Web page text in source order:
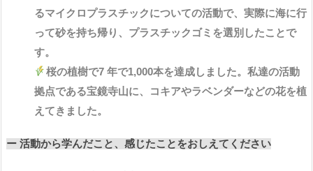
るマイクロプラスチックについての活動で、実際に海に行
って砂を持ち帰り、プラスチックゴミを選別したことで
す。
桜の植樹で7 年で1,000本を達成しました。私達の活動
拠点である宝鏡寺山に、コキアやラベンダーなどの花を植
えてきました。
ー 活動から学んだこと、感じたことをおしえてください